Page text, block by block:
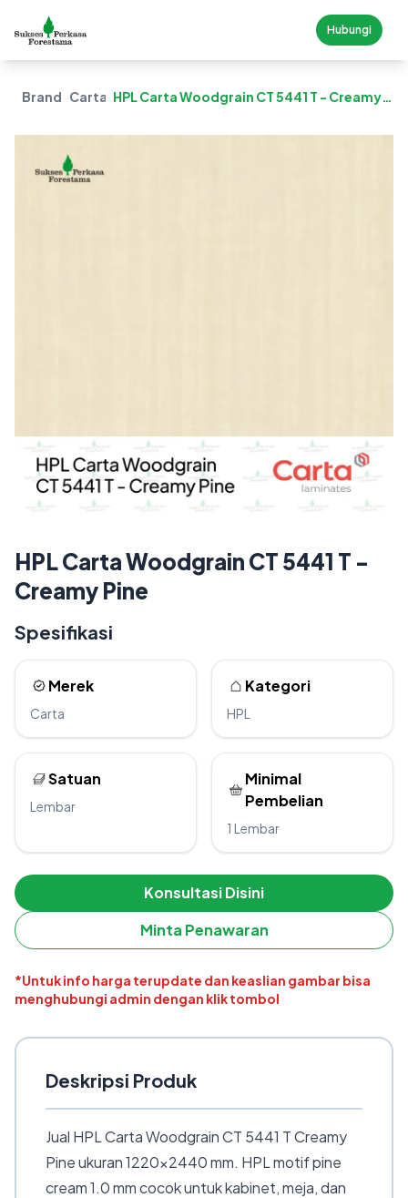
Hubungi
Brand Carta HPL Carta Woodgrain CT 5441 T - Creamy
HPL Carta Woodgrain CT 5441 T -
Creamy Pine
Spesifikasi
Merek
Carta
Kategori
HPL
Satuan
Lembar
Minimal
Pembelian
1 Lembar
Konsultasi Disini
Minta Penawaran
*Untuk info harga terupdate dan keaslian gambar bisa
menghubungi admin dengan klik tombol
Deskripsi Produk
Jual HPL Carta Woodgrain CT 5441 T Creamy
Pine ukuran 1220×2440 mm. HPL motif pine
cream 1.0 mm cocok untuk kabinet, meja, dan